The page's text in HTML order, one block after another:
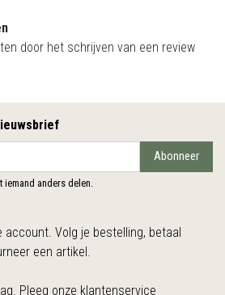
door het schrijven van een review
Abonneer
anders delen.
account. Volg je bestelling, betaal
een artikel.
Pleeg onze klantenservice